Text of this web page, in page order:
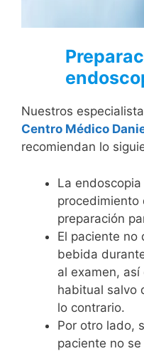
Nuestros
Centro Médico
recomiendan lo
La
procedimiento
preparación
El paciente no
bebida
al examen,
habitual salvo
lo contrario.
Por otro lado,
paciente no